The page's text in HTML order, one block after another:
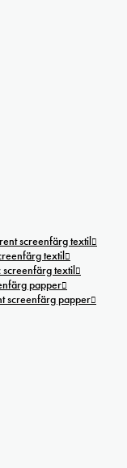
screenfärg textil
textil
screenfärg textil
papper
screenfärg papper